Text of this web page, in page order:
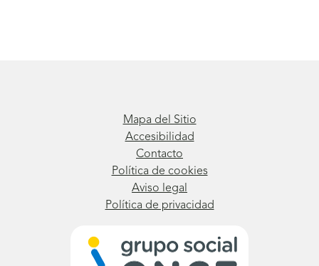
Mapa del Sitio
Accesibilidad
Contacto
Política de cookies
Aviso legal
Política de privacidad